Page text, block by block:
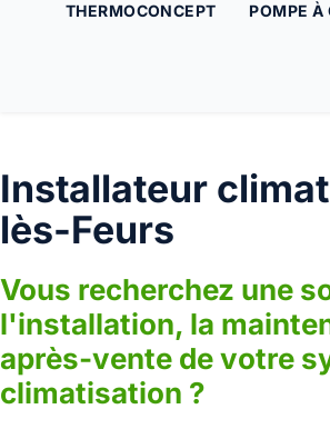
THERMOCONCEPT POMPE À
Installateur
lès-Feurs
Vous recherchez une
l'installation, la
après-vente de votre
climatisation ?